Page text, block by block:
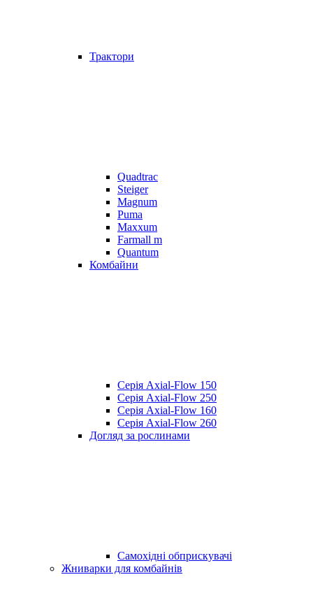
Трактори
Quadtrac
Steiger
Magnum
Puma
Maxxum
Farmall m
Quantum
Комбайни
Серія Axial-Flow 150
Серія Axial-Flow 250
Серія Axial-Flow 160
Серія Axial-Flow 260
Догляд за рослинами
Самохідні обприскувачі
Жниварки для комбайнів